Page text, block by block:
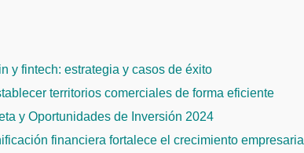
y fintech: estrategia y casos de éxito
territorios comerciales de forma eficiente
y Oportunidades de Inversión 2024
financiera fortalece el crecimiento empresarial